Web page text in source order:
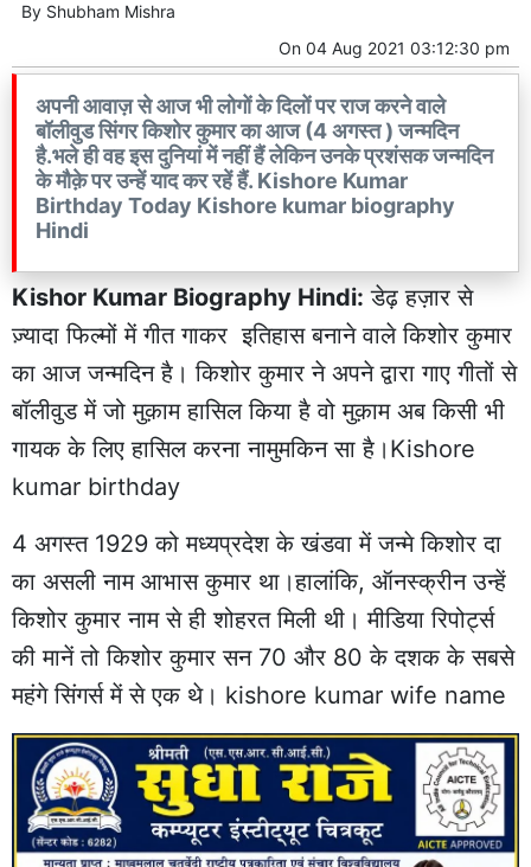
By Shubham Mishra
On 04 Aug 2021 03:12:30 pm
अपनी आवाज़ से आज भी लोगों के दिलों पर राज करने वाले
बॉलीवुड सिंगर किशोर कुमार का आज (4 अगस्त ) जन्मदिन
है.भले ही वह इस दुनियां में नहीं हैं लेकिन उनके प्रशंसक जन्मदिन
के मौक़े पर उन्हें याद कर रहें हैं. Kishore Kumar
Birthday Today Kishore kumar biography
Hindi
Kishor Kumar Biography Hindi: डेढ़ हज़ार से
ज़्यादा फिल्मों में गीत गाकर इतिहास बनाने वाले किशोर कुमार
का आज जन्मदिन है। किशोर कुमार ने अपने द्वारा गाए गीतों से
बॉलीवुड में जो मुक़ाम हासिल किया है वो मुक़ाम अब किसी भी
गायक के लिए हासिल करना नामुमकिन सा है।Kishore
kumar birthday
4 अगस्त 1929 को मध्यप्रदेश के खंडवा में जन्मे किशोर दा
का असली नाम आभास कुमार था।हालांकि, ऑनस्क्रीन उन्हें
किशोर कुमार नाम से ही शोहरत मिली थी। मीडिया रिपोर्ट्स
की मानें तो किशोर कुमार सन 70 और 80 के दशक के सबसे
महंगे सिंगर्स में से एक थे। kishore kumar wife name